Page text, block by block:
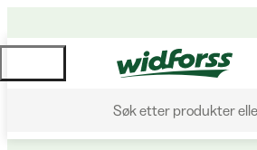
Søk etter produkter